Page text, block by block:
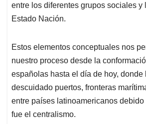
entre los diferentes grupos sociales y
Estado Nación.
Estos elementos conceptuales nos
nuestro proceso desde la
españolas hasta el día de hoy, donde
descuidado puertos, fronteras
entre países latinoamericanos
fue el centralismo.